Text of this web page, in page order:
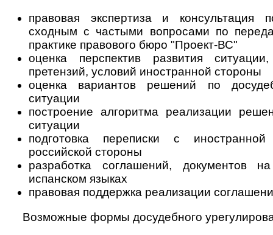
правовая экспертиза и консультация
сходным с частыми вопросами по
практике правового бюро "Проект-ВС"
оценка перспектив развития
претензий, условий иностранной стороны
оценка вариантов решений по
ситуации
построение алгоритма реализации
ситуации
подготовка переписки с
российской стороны
разработка соглашений, документов
испанском языках
правовая поддержка реализации
Возможные формы досудебного